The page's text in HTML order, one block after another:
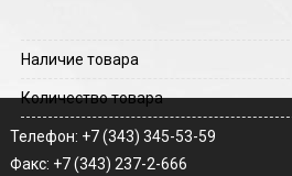
Наличие товара
Количество товара
Телефон: +7 (343) 345-53-59
Факс: +7 (343) 237-2-666